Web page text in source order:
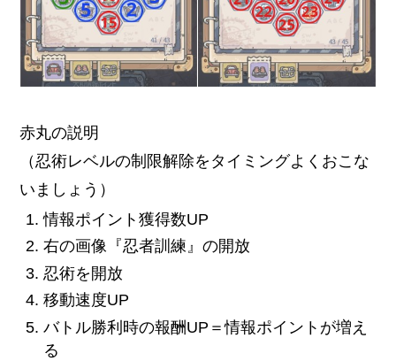
赤丸の説明
（忍術レベルの制限解除をタイミングよくおこな
いましょう）
情報ポイント獲得数UP
右の画像『忍者訓練』の開放
忍術を開放
移動速度UP
バトル勝利時の報酬UP＝情報ポイントが増え
る